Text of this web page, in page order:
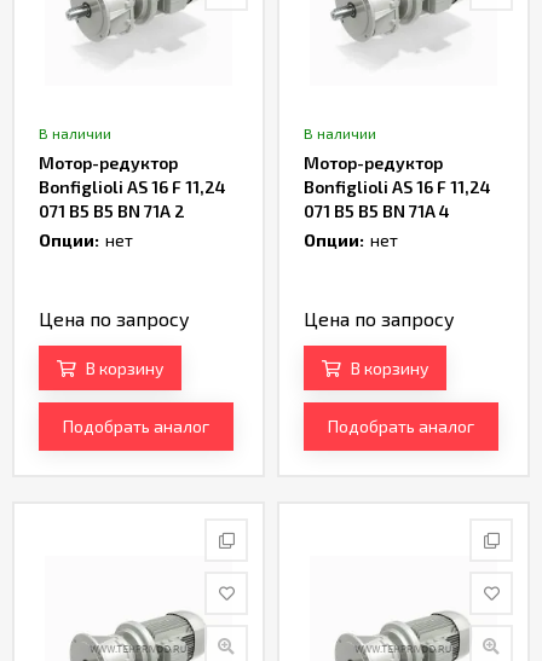
В наличии
Мотор-редуктор
Bonfiglioli AS 16 F 11,24
071 B5 B5 BN 71A 2
Артикул TH237364
Опции: нет
Цена по запросу
В корзину
Подобрать аналог
В наличии
Мотор-редуктор
Bonfiglioli AS 16 F 11,24
071 B5 B5 BN 71A 4
Артикул TH236272
Опции: нет
Цена по запросу
В корзину
Подобрать аналог